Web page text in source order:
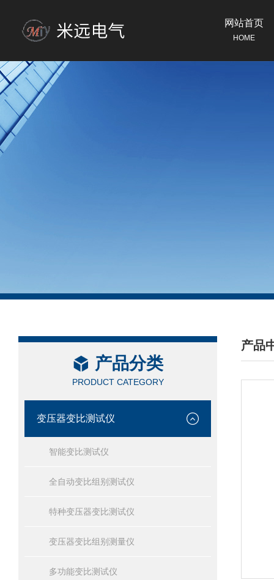
网站首页
HOME
产品分类
PRODUCT CATEGORY
变压器变比测试仪
智能变比测试仪
全自动变比组别测试仪
特种变压器变比测试仪
变压器变比组别测量仪
多功能变比测试仪
产品
/